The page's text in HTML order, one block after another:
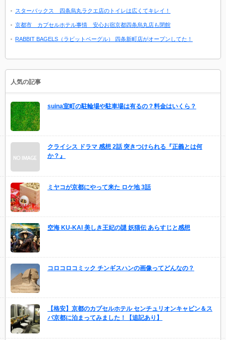
スターバックス 四条烏丸ラクエ店のトイレは広くてキレイ！
京都市 カプセルホテル事情 安心お宿京都四条烏丸店も閉館
RABBIT BAGELS（ラビットベーグル） 四条新町店がオープンしてた！
人気の記事
suina室町の駐輪場や駐車場は有るの？料金はいくら？
クライシス ドラマ 感想 2話 突きつけられる『正義とは何
か？』
ミヤコが京都にやって来た ロケ地 3話
空海 KU-KAI 美しき王妃の謎 妖猫伝 あらすじと感想
コロコロコミック チンギスハンの画像ってどんなの？
【格安】京都のカプセルホテル センチュリオンキャビン＆ス
パ京都に泊まってみました！【追記あり】